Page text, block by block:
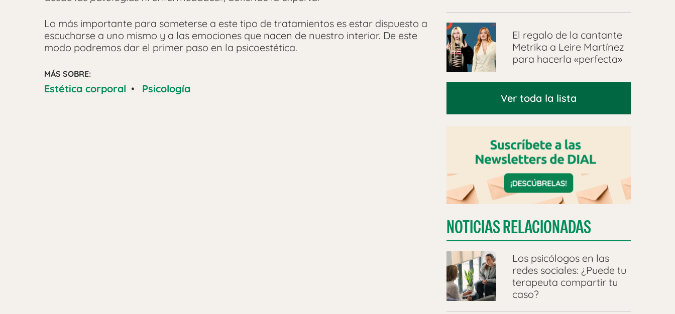
Lo más importante para someterse a este tipo de tratamientos es estar dispuesto a
escucharse a uno mismo y a las emociones que nacen de nuestro interior. De este
modo podremos dar el primer paso en la psicoestética.
MÁS SOBRE:
Estética corporal • Psicología
El regalo de la cantante
Metrika a Leire Martínez
para hacerla «perfecta»
Ver toda la lista
NOTICIAS RELACIONADAS
Los psicólogos en las
redes sociales: ¿Puede tu
terapeuta compartir tu
caso?